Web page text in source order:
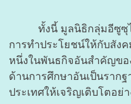
ทั้งนี้ มูลนิธิกลุ่มอีซูซุได้
การทำประโยชน์ให้กับสัง
หนึ่งในพันธกิจอันสำคัญขอ
ด้านการศึกษาอันเป็นราก
ประเทศให้เจริญเติบโตอย่